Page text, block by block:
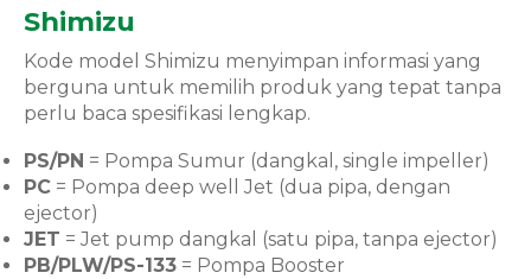
Shimizu
Kode model Shimizu menyimpan informasi yang
berguna untuk memilih produk yang tepat tanpa
perlu baca spesifikasi lengkap.
PS/PN = Pompa Sumur (dangkal, single impeller)
PC = Pompa deep well Jet (dua pipa, dengan
ejector)
JET = Jet pump dangkal (satu pipa, tanpa ejector)
PB/PLW/PS-133 = Pompa Booster